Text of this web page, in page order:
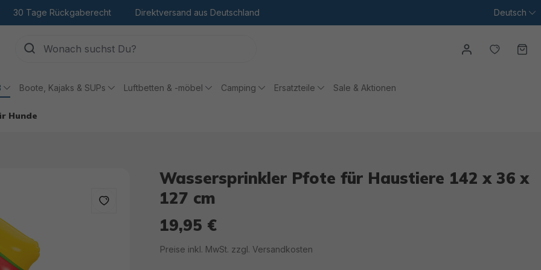
30 Tage Rückgaberecht Direktversand aus Deutschland Deutsch
Du
Boote, Kajaks & SUPs Luftbetten & -möbel Camping Ersatzteile Sale & Aktionen
Hunde
Wassersprinkler Pfote für Haustiere 142 x 36 x
127 cm
19,95 €
Preise inkl. MwSt. zzgl. Versandkosten